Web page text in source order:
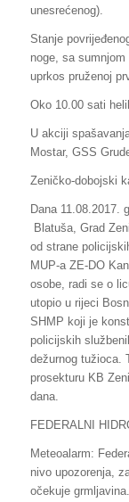
unesrećenog).
Stanje
noge, sa
uprkos pruženoj
Oko 10.00 sati
U akciji
Mostar, GSS
Zeničko-dobojski
Dana 11.08.2017.
Blatuša, Grad
od strane
MUP-a ZE-DO
osobe, radi se o
utopio u rijeci
SHMP koji je
policijskih
dežurnog tužioca.
prosekturu KB
dana.
FEDERALNI
Meteoalarm:
nivo upozorenja,
očekuje grmljavina.